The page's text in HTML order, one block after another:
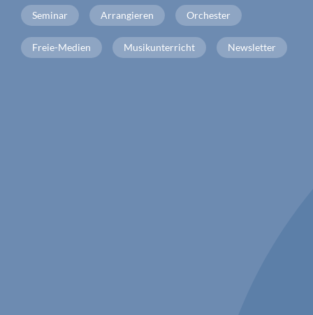
Seminar Arrangieren Orchester
Freie-Medien Musikunterricht Newsletter